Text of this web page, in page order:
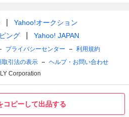
コピーして出品する
Yahoo!オークション
ング
Yahoo! JAPAN
プライバシーセンター
利用規約
取引法の表示
ヘルプ・お問い合わせ
Corporation